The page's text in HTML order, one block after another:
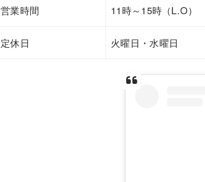
営業時間 11時～15時（L.O）
定休日 火曜日・水曜日